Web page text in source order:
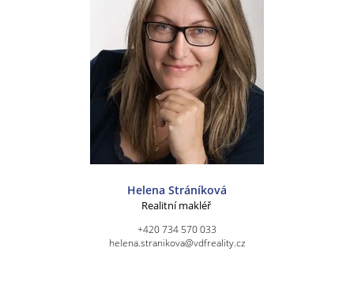
Helena Stráníková
Realitní makléř
+420 734 570 033
helena.stranikova@vdfreality.cz